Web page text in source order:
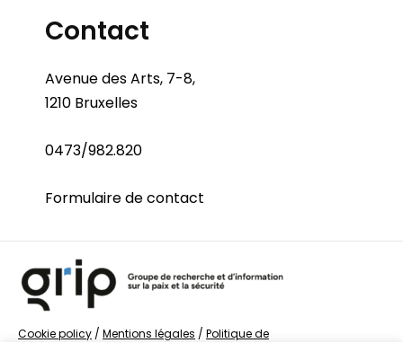
Contact
Avenue des Arts, 7-8,
1210 Bruxelles
0473/982.820
Formulaire de contact
Cookie policy / Mentions légales / Politique de